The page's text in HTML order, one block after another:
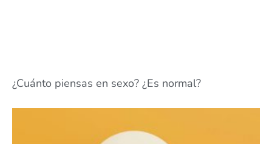
¿Cuánto piensas en sexo? ¿Es normal?